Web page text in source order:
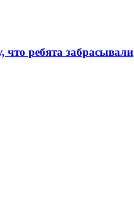
что ребята забрасывали